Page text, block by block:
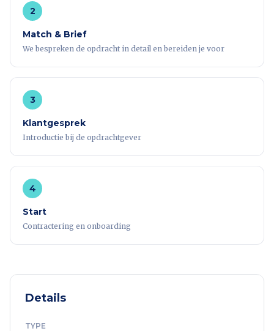
2
Match & Brief
We bespreken de opdracht in detail en bereiden je voor
3
Klantgesprek
Introductie bij de opdrachtgever
4
Start
Contractering en onboarding
Details
TYPE